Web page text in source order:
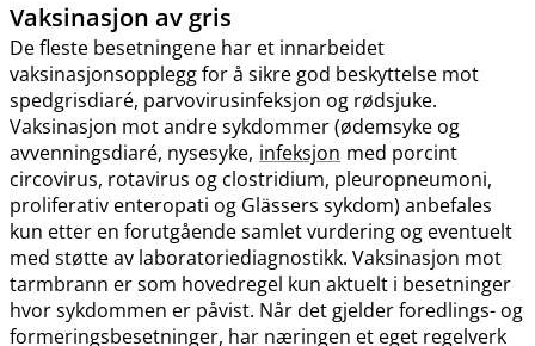
Vaksinasjon av gris
De fleste besetningene har et innarbeidet
vaksinasjonsopplegg for å sikre god beskyttelse mot
spedgrisdiaré, parvovirusinfeksjon og rødsjuke.
Vaksinasjon mot andre sykdommer (ødemsyke og
avvenningsdiaré, nysesyke, infeksjon med porcint
circovirus, rotavirus og clostridium, pleuropneumoni,
proliferativ enteropati og Glässers sykdom) anbefales
kun etter en forutgående samlet vurdering og eventuelt
med støtte av laboratoriediagnostikk. Vaksinasjon mot
tarmbrann er som hovedregel kun aktuelt i besetninger
hvor sykdommen er påvist. Når det gjelder foredlings- og
formeringsbesetninger, har næringen et eget regelverk